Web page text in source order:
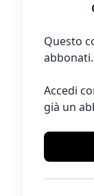
Questo
abbonati.
Accedi
già un